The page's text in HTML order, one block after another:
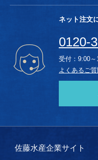
ネット注文
0120-
受付：9:00～
よくあるご
佐藤水産企業サイト